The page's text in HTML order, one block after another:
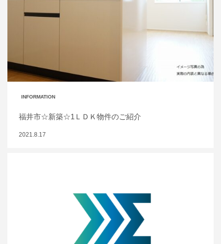
INFORMATION
福井市☆新築☆1ＬＤＫ物件のご紹介
2021.8.17